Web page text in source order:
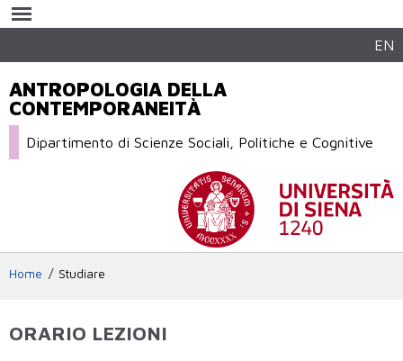
contenuto
EN
ANTROPOLOGIA DELLA
CONTEMPORANEITÀ
Dipartimento di Scienze Sociali, Politiche e Cognitive
Home Studiare
ORARIO LEZIONI